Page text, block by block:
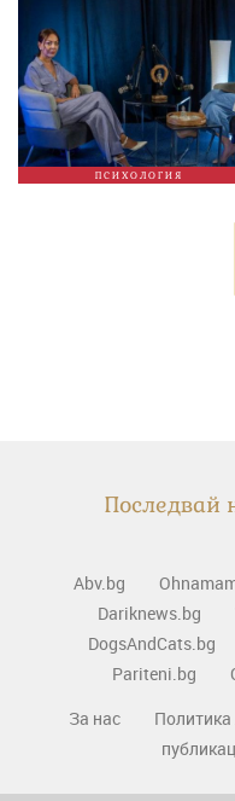
ПСИХОЛОГИЯ
Последвай
Abv.bg
Dariknews.bg
DogsAndCats.bg
Pariteni.bg
За нас